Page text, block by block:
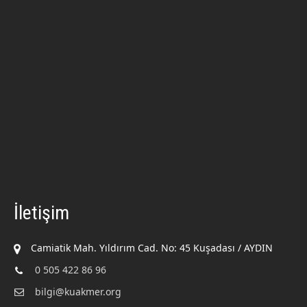
İletişim
Camiatik Mah. Yıldırım Cad. No: 45 Kuşadası / AYDIN
0 505 422 86 96
bilgi@kuakmer.org